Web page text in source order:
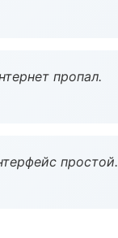
пропал.
простой.